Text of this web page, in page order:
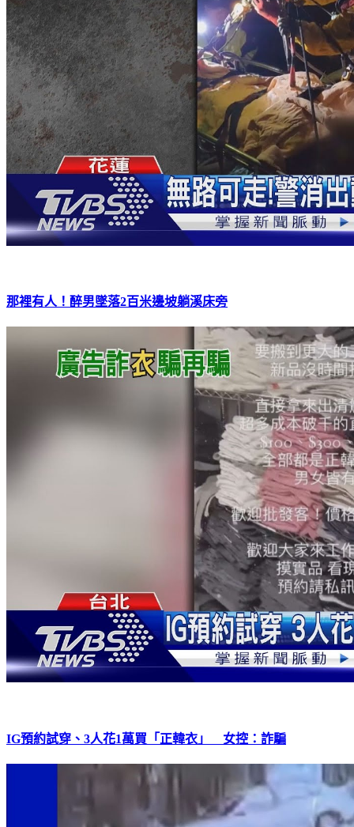
那裡有人！醉男墜落2百米邊坡躺溪床旁
IG預約試穿、3人花1萬買「正韓衣」 女控：詐騙